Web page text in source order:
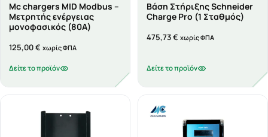
Mc chargers MID Modbus –
Μετρητής ενέργειας
μονοφασικός (80Α)
125,00€ χωρίς ΦΠΑ
Δείτε το προϊόν
Βάση Στήριξης Schneider
Charge Pro (1 Σταθμός)
475,73€ χωρίς ΦΠΑ
Δείτε το προϊόν